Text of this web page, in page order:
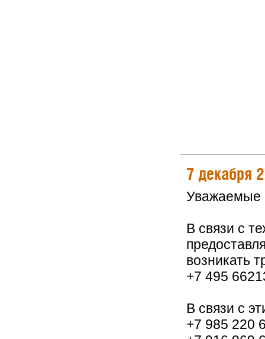
7 декабря
Уважаемые
В связи с
возникать
+7 495
В связи с
+7 985 220